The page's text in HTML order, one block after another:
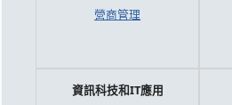
營商管理
資訊科技和IT應用